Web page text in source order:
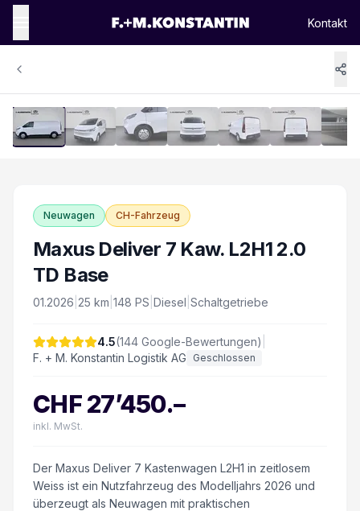
Kontakt
Neuwagen CH-Fahrzeug
Maxus Deliver 7 Kaw. L2H1 2.0
TD Base
01.2026 25 km 148 PS Diesel Schaltgetriebe
4.5(144 Google-Bewertungen)
F. + M. Konstantin Logistik AG
Geschlossen
CHF27’450.–
inkl. MwSt.
Der Maxus Deliver 7 Kastenwagen L2H1 in zeitlosem
Weiss ist ein Nutzfahrzeug des Modelljahrs 2026 und
überzeugt als Neuwagen mit praktischen